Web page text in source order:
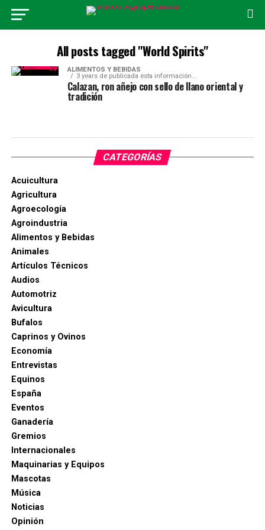
All posts tagged "World Spirits"
ALIMENTOS Y BEBIDAS
3 years de publicada esta información...
Calazan, ron añejo con sello de llano oriental y
tradición
CATEGORÍAS
Acuicultura
Agricultura
Agroecología
Agroindustria
Alimentos y Bebidas
Animales
Artículos Técnicos
Audios
Automotriz
Avicultura
Bufalos
Caprinos y Ovinos
Economía
Entrevistas
Equinos
España
Eventos
Ganadería
Gremios
Internacionales
Maquinarias y Equipos
Mascotas
Música
Noticias
Opinión